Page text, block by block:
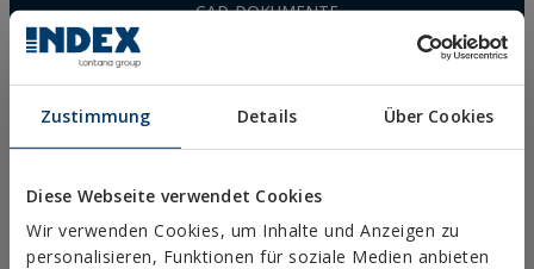
Zustimmung Details Über Cookies
Diese Webseite verwendet Cookies
Wir verwenden Cookies, um Inhalte und Anzeigen zu
personalisieren, Funktionen für soziale Medien anbieten
CAD-DOKUMENTE
Rechtliche Hinweise
Datenschutz
Verwendung von Cookies
Allgemeine Geschäftsbedingungen